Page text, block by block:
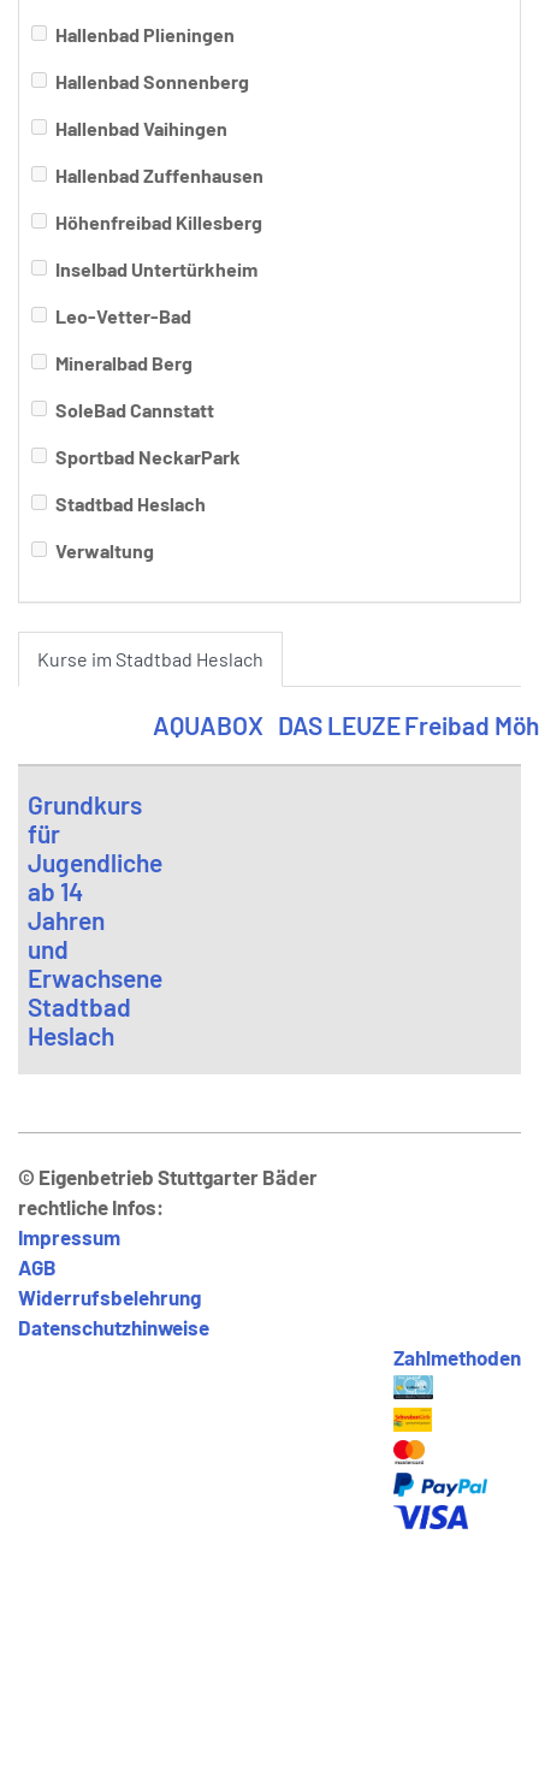
Hallenbad Plieningen
Hallenbad Sonnenberg
Hallenbad Vaihingen
Hallenbad Zuffenhausen
Höhenfreibad Killesberg
Inselbad Untertürkheim
Leo-Vetter-Bad
Mineralbad Berg
SoleBad Cannstatt
Sportbad NeckarPark
Stadtbad Heslach
Verwaltung
Kurse im Stadtbad Heslach
AQUABOX DAS LEUZEFreibad
Grundkurs
für
Jugendliche
ab 14
Jahren
und
Erwachsene
Stadtbad
Heslach
© Eigenbetrieb Stuttgarter Bäder
rechtliche Infos:
Impressum
AGB
Widerrufsbelehrung
Datenschutzhinweise
Zahlmethoden